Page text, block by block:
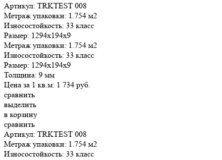
Артикул: TRKTEST 008
Метраж упаковки: 1.754 м2
Износостойкость: 33 класс
Размер: 1294x194x9
Метраж упаковки: 1.754 м2
Износостойкость: 33 класс
Размер: 1294x194x9
Толщина: 9 мм
Цена за 1 кв.м: 1 734 руб.
сравнить
выделить
в корзину
сравнить
Артикул: TRKTEST 008
Метраж упаковки: 1.754 м2
Износостойкость: 33 класс